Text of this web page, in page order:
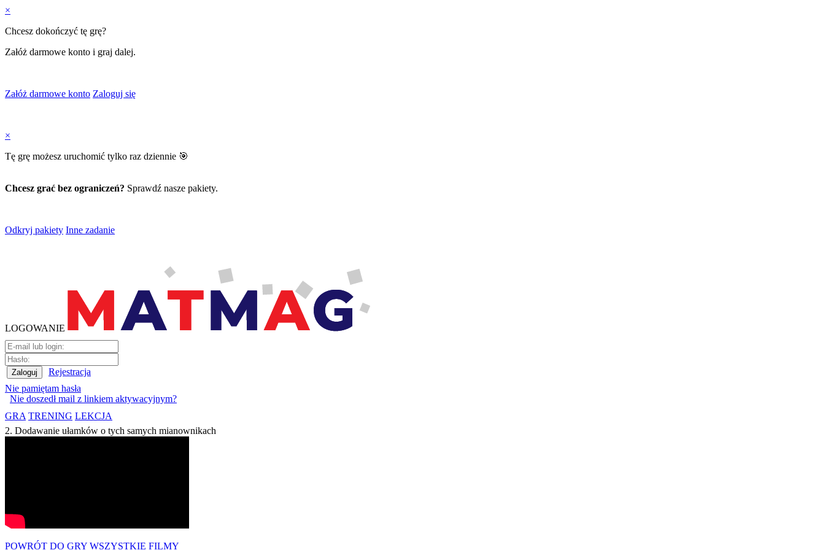
×
Chcesz dokończyć tę grę?
Załóż darmowe konto i graj dalej.
Załóż darmowe konto Zaloguj się
×
Tę grę możesz uruchomić tylko raz dziennie 🎯
Chcesz grać bez ograniczeń? Sprawdź nasze pakiety.
Odkryj pakiety Inne zadanie
LOGOWANIE
Rejestracja
Nie pamiętam hasła
Nie doszedł mail z linkiem aktywacyjnym?
GRA TRENING LEKCJA
2. Dodawanie ułamków o tych samych mianownikach
POWRÓT DO GRY WSZYSTKIE FILMY